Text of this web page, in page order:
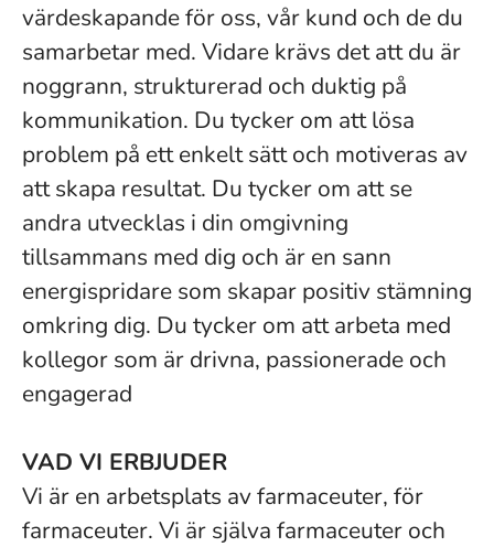
värdeskapande för oss, vår kund och de du
samarbetar med. Vidare krävs det att du är
noggrann, strukturerad och duktig på
kommunikation. Du tycker om att lösa
problem på ett enkelt sätt och motiveras av
att skapa resultat. Du tycker om att se
andra utvecklas i din omgivning
tillsammans med dig och är en sann
energispridare som skapar positiv stämning
omkring dig. Du tycker om att arbeta med
kollegor som är drivna, passionerade och
engagerad
VAD VI ERBJUDER
Vi är en arbetsplats av farmaceuter, för
farmaceuter. Vi är själva farmaceuter och